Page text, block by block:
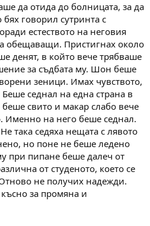
да отида до болницата, за да
говорил сутринта с
естеството на неговия
обещаващи. Пристигнах около
денят, в който вече трябваше
за съдбата му. Шон беше
зеници. Имах чувството,
седнал на една страна в
беше свито и макар слабо вече
Именно на него беше седнал.
така седяха нещата с лявото
но поне не беше ледено
при пипане беше далеч от
от студеното, което се
не получих надежди.
за промяна и